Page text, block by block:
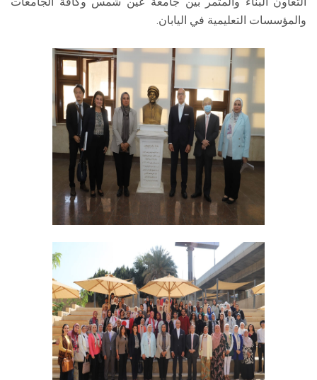
والمؤسسات التعليمية في اليابان.